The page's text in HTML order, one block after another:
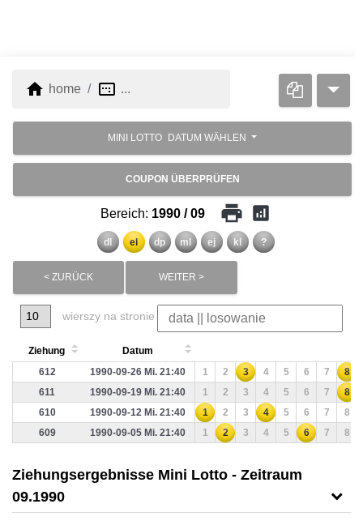
home home image_aspect_ratio ...
MINI LOTTO DATUM WÄHLEN
COUPON ÜBERPRÜFEN
Bereich: 1990 / 09 print analytics
dl el dp ml ej kl ?
< ZURÜCK WEITER >
wierszy na stronie
Ziehung
Datum
612
1990-09-26 Mi. 21:40 1 2 3 4 5 6 7
8
611
1990-09-19 Mi. 21:40 1 2 3 4 5 6 7
8
610
1990-09-12 Mi. 21:40 1 2 3 4 5 6 7
8
609
1990-09-05 Mi. 21:40 1 2 3 4 5 6 7 8
Ziehungsergebnisse Mini Lotto - Zeitraum
09.1990